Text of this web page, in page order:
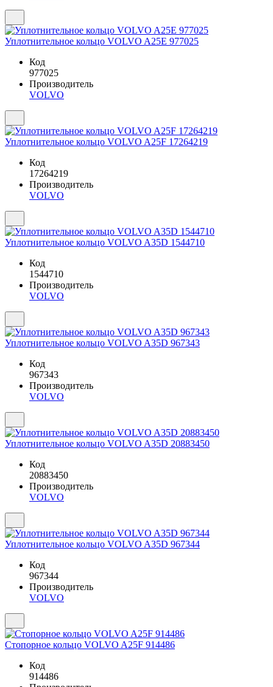
Уплотнительное кольцо VOLVO A25E 977025
Код
977025
Производитель
VOLVO
Уплотнительное кольцо VOLVO A25F 17264219
Код
17264219
Производитель
VOLVO
Уплотнительное кольцо VOLVO A35D 1544710
Код
1544710
Производитель
VOLVO
Уплотнительное кольцо VOLVO A35D 967343
Код
967343
Производитель
VOLVO
Уплотнительное кольцо VOLVO A35D 20883450
Код
20883450
Производитель
VOLVO
Уплотнительное кольцо VOLVO A35D 967344
Код
967344
Производитель
VOLVO
Стопорное кольцо VOLVO A25F 914486
Код
914486